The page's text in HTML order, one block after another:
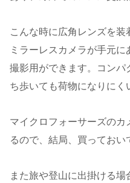
こんな時に広角レンズを
ミラーレスカメラが手元
撮影用ができます。コン
ち歩いても荷物になりにく
マイクロフォーサーズの
るので、結局、買っておい
また旅や登山に出掛ける場